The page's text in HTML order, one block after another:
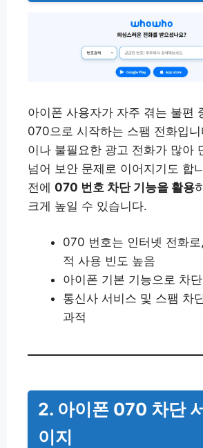
아이폰 사용자가 자주 겪는 불편
070으로 시작하는 스팸 전화입
이나 불필요한 광고 전화가 많아
넘어 보안 문제로 이어지기도 합
전에 070 번호 차단 기능을 활용
크게 높일 수 있습니다.
070 번호는 인터넷 전화로
적 사용 빈도 높음
아이폰 기본 기능으로 차
통신사 서비스 및 스팸 차
과적
2. 아이폰 070 차단
이지